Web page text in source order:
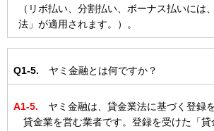
（リボ払い、分割払い、ボーナス払いには
法」が適用されます。）。
Q1-5. ヤミ金融とは何ですか？
A1-5. ヤミ金融は、貸金業法に基づく登録
貸金業を営む業者です。登録を受けた「貸